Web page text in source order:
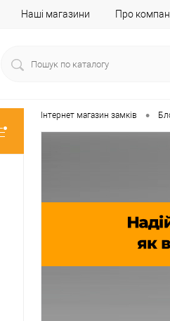
Наші магазини Про
Інтернет магазин замків •